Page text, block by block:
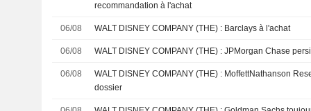
recommandation à l'achat
06/08 WALT DISNEY COMPANY (THE) : Barclays à l'achat
06/08 WALT DISNEY COMPANY (THE) :
06/08
WALT DISNEY COMPANY (THE) : MoffettNathanson Research optimiste sur le
dossier